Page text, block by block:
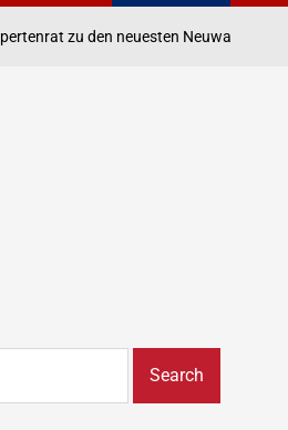
zu den neuesten Neuwagenmodelle